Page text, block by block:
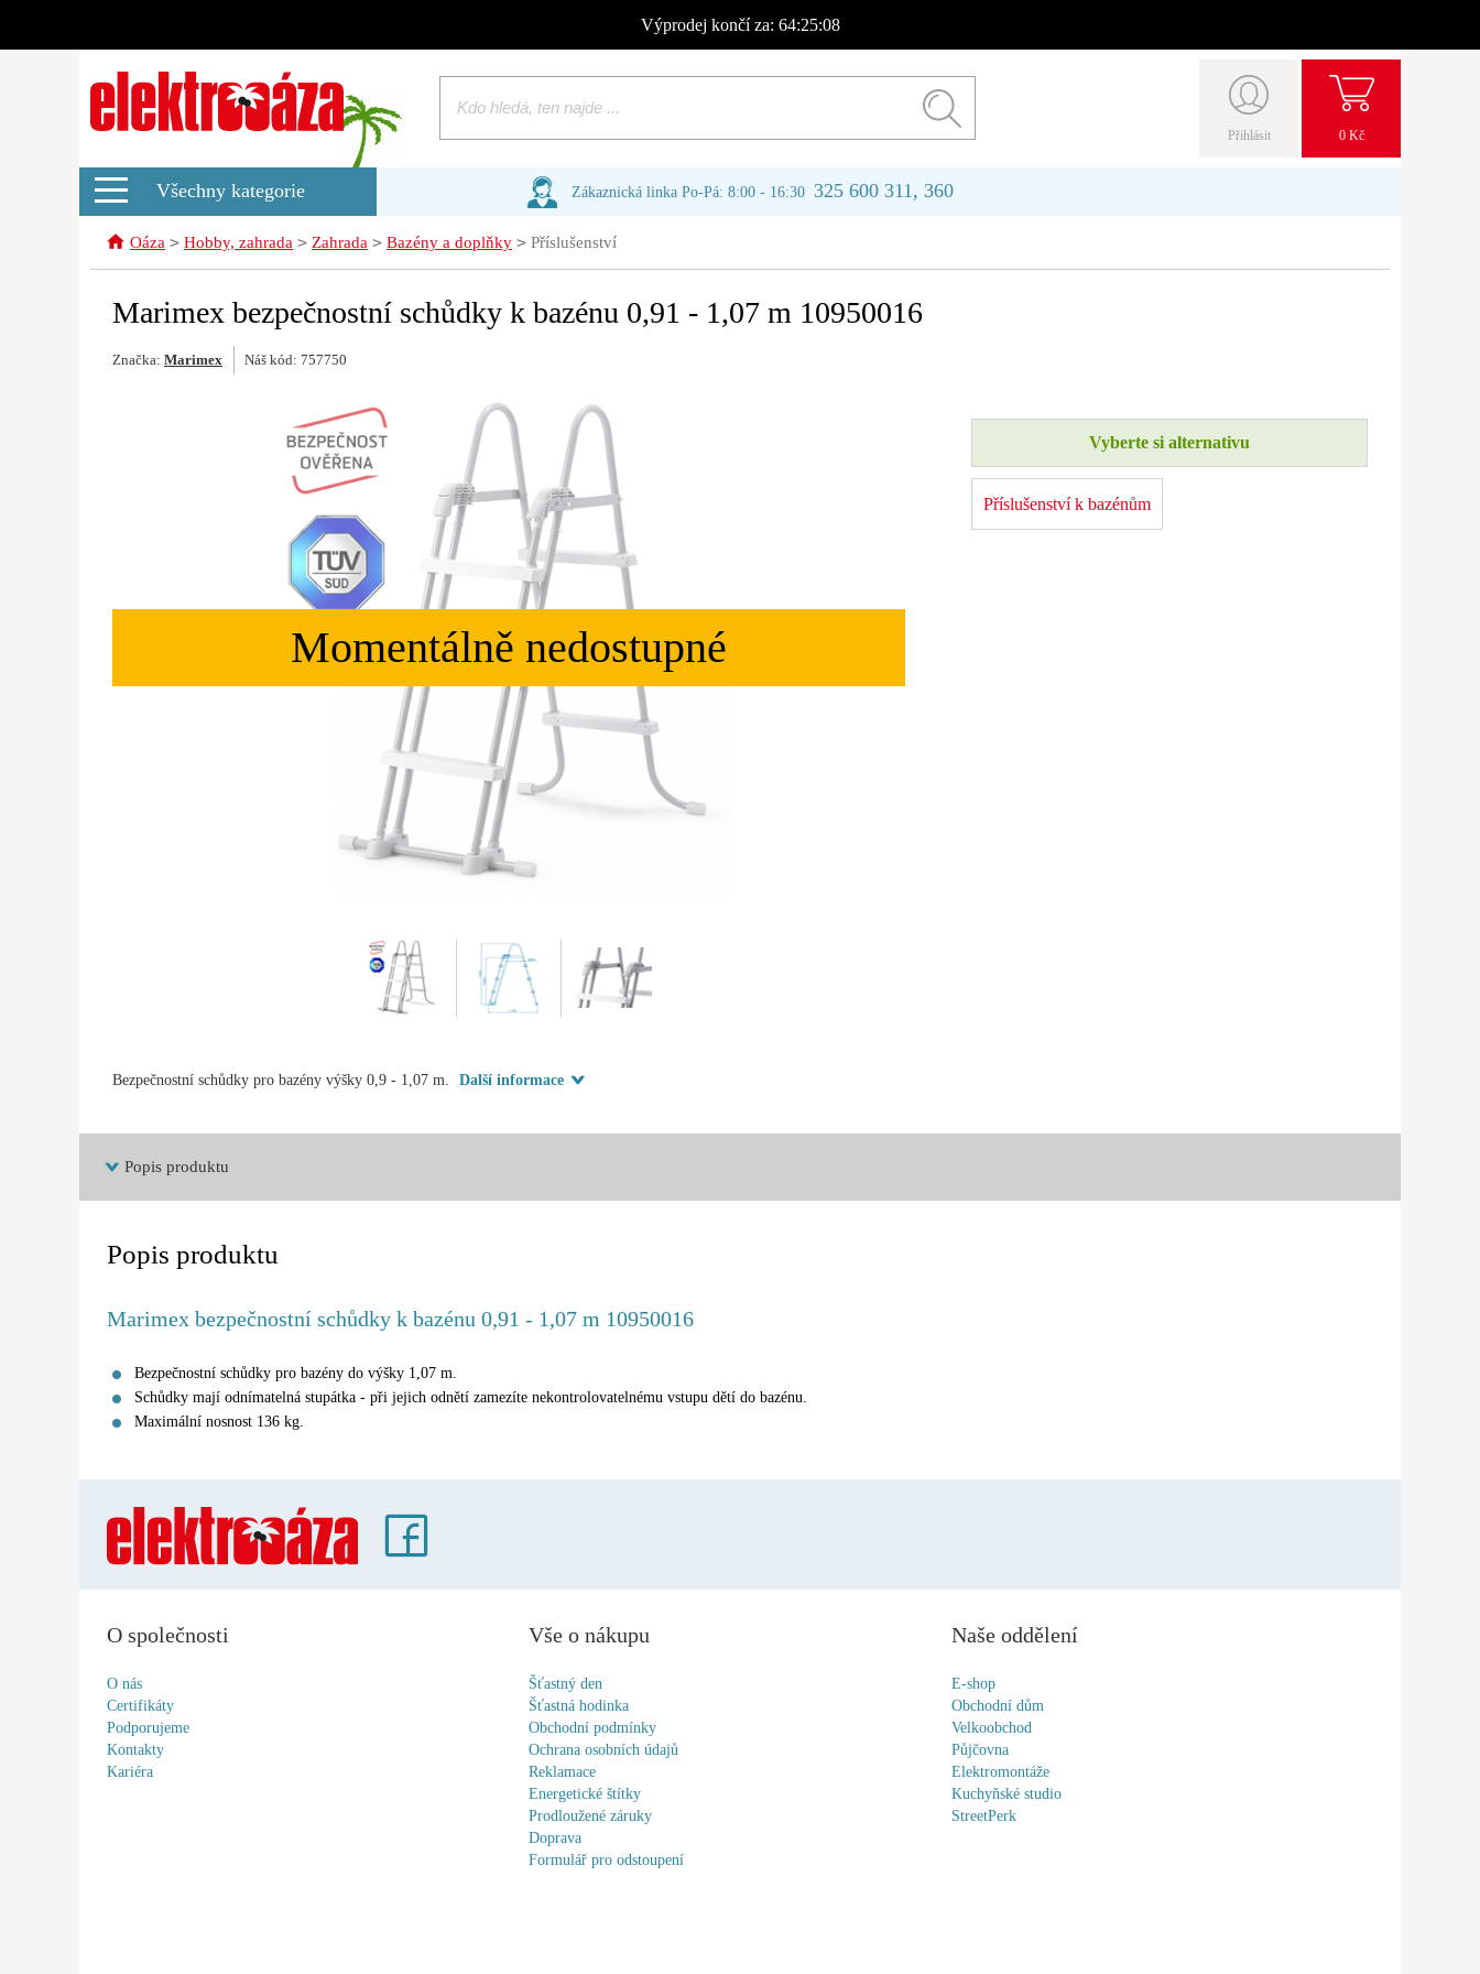
Výprodej končí za: 64:25:07
Přihlásit 0 Kč
Všechny kategorie Zákaznická linka Po-Pá: 8:00 - 16:30 325 600 311, 360
Oáza > Hobby, zahrada > Zahrada > Bazény a doplňky > Příslušenství
Marimex bezpečnostní schůdky k bazénu 0,91 - 1,07 m 10950016
Značka: Marimex Náš kód: 757750
Vyberte si alternativu
Příslušenství k bazénům
Bezpečnostní schůdky pro bazény výšky 0,9 - 1,07 m. Další informace
Popis produktu
Popis produktu
Marimex bezpečnostní schůdky k bazénu 0,91 - 1,07 m 10950016
Bezpečnostní schůdky pro bazény do výšky 1,07 m.
Schůdky mají odnímatelná stupátka - při jejich odnětí zamezíte nekontrolovatelnému vstupu dětí do bazénu.
Maximální nosnost 136 kg.
O společnosti
O nás
Certifikáty
Podporujeme
Kontakty
Kariéra
Vše o nákupu
Šťastný den
Šťastná hodinka
Obchodní podmínky
Ochrana osobních údajů
Reklamace
Energetické štítky
Prodloužené záruky
Doprava
Formulář pro odstoupení
Naše oddělení
E-shop
Obchodní dům
Velkoobchod
Půjčovna
Elektromontáže
Kuchyňské studio
StreetPerk